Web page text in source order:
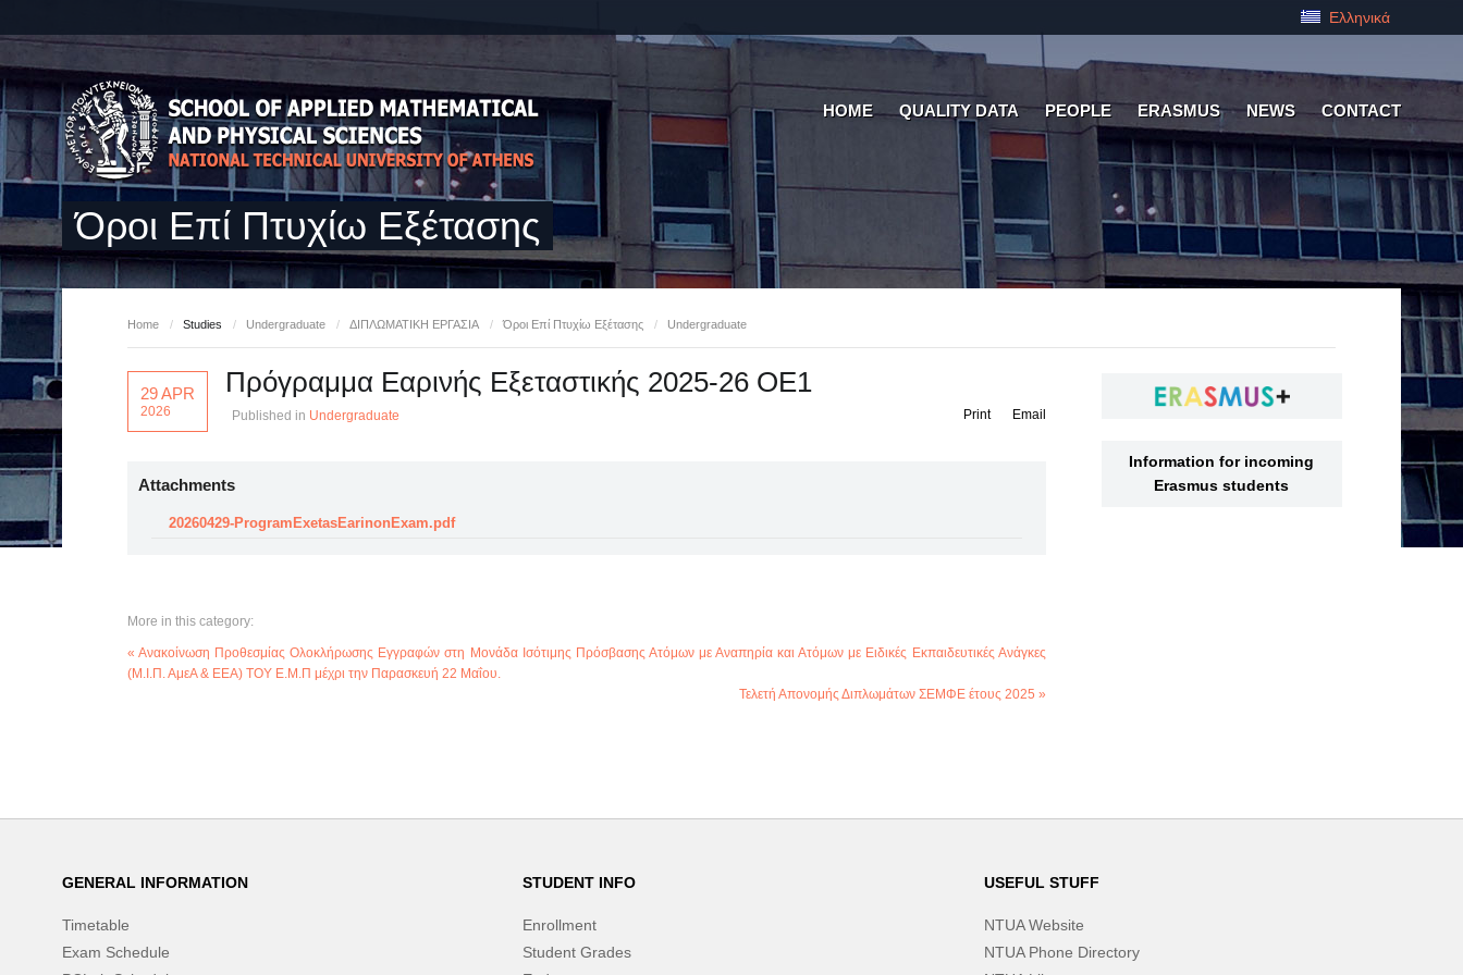
Ελληνικά
HOME QUALITY DATA PEOPLE ERASMUS NEWS CONTACT
Όροι Επί Πτυχίω Εξέτασης
Home / Studies / Undergraduate / ΔΙΠΛΩΜΑΤΙΚΗ ΕΡΓΑΣΙΑ / Όροι Επί Πτυχίω Εξέτασης / Undergraduate
29 APR
2026
Πρόγραμμα Εαρινής Εξεταστικής 2025-26 ΟΕ1
Published in Undergraduate Email
Print
Attachments
20260429-ProgramExetasEarinonExam.pdf
More in this category:
« Ανακοίνωση Προθεσμίας Ολοκλήρωσης Εγγραφών στη Μονάδα Ισότιμης Πρόσβασης Ατόμων με Αναπηρία και Ατόμων με Ειδικές Εκπαιδευτικές Ανάγκες
(Μ.Ι.Π. ΑμεΑ & ΕΕΑ) ΤΟΥ Ε.Μ.Π μέχρι την Παρασκευή 22 Μαΐου.
Τελετή Απονομής Διπλωμάτων ΣΕΜΦΕ έτους 2025 »
Information for incoming
Erasmus students
GENERAL INFORMATION
Timetable
Exam Schedule
STUDENT INFO
Enrollment
Student Grades
USEFUL STUFF
NTUA Website
NTUA Phone Directory